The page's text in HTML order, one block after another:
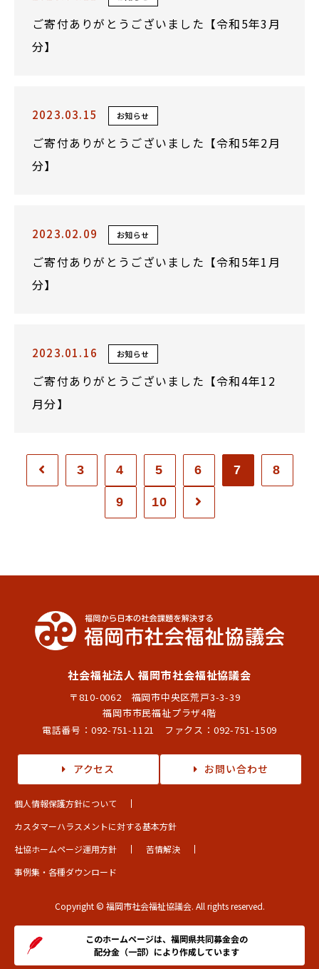
ご寄付ありがとうございました【令和5年3月
分】
2023.03.15 お知らせ
ご寄付ありがとうございました【令和5年2月
分】
2023.02.09 お知らせ
ご寄付ありがとうございました【令和5年1月
分】
2023.01.16 お知らせ
ご寄付ありがとうございました【令和4年12
月分】
3 4 5 6 7 8
9 10
社会福祉法人 福岡市社会福祉協議会
〒810-0062 福岡市中央区荒戸3-3-39
福岡市市民福祉プラザ4階
電話番号： 092-751-1121 ファクス：092-751-1509
アクセス お問い合わせ
個人情報保護方針について
カスタマーハラスメントに対する基本方針
社協ホームページ運用方針
苦情解決
事例集・各種ダウンロード
Copyright © 福岡市社会福祉協議会. All rights reserved.
このホームページは、福岡県共同募金会の
配分金（一部）により作成しています